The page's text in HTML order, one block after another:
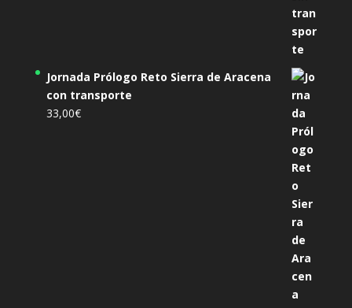
Jornada Prólogo Reto Sierra de Aracena
con transporte
33,00€